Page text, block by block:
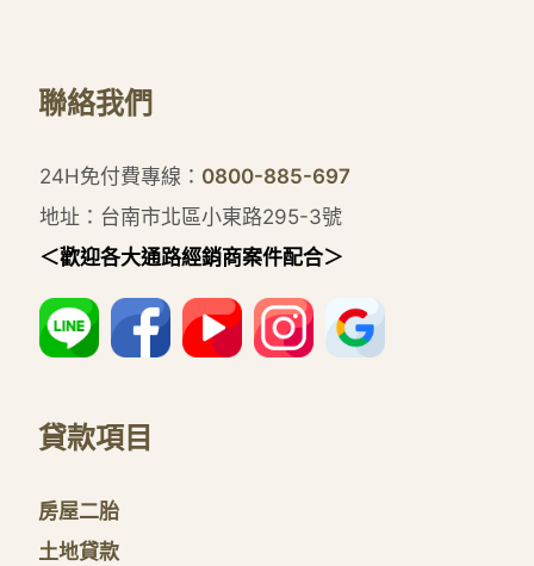
聯絡我們
24H免付費專線： 0800-885-697
地址：台南市北區小東路295-3號
＜歡迎各大通路經銷商案件配合＞
貸款項目
房屋二胎
土地貸款